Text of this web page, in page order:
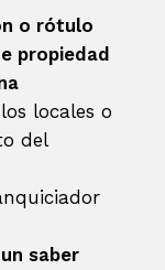
o rótulo
propiedad
locales o
del
saber